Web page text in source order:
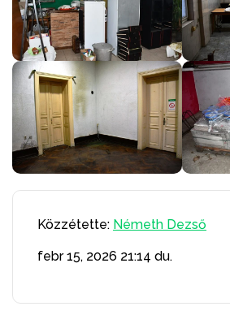
Közzétette: Németh Dezső
febr 15, 2026 21:14 du.